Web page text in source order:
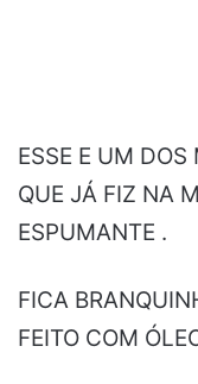
ESSE E UM DOS
QUE JÁ FIZ NA
ESPUMANTE .
FICA
FEITO COM